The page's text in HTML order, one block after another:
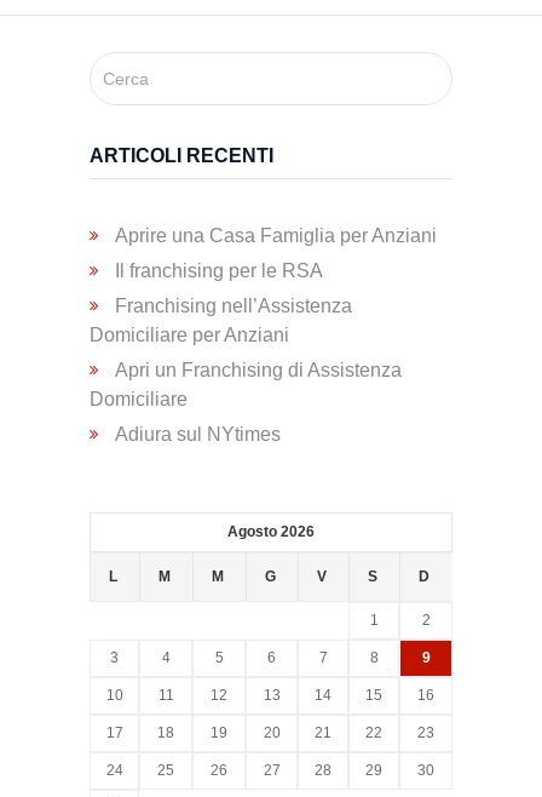
ARTICOLI RECENTI
Aprire una Casa Famiglia per Anziani
Il franchising per le RSA
Franchising nell’Assistenza
Domiciliare per Anziani
Apri un Franchising di Assistenza
Domiciliare
Adiura sul NYtimes
Agosto 2026
L M M G V S D
1 2
3 4 5 6 7 8 9
10 11 12 13 14 15 16
17 18 19 20 21 22 23
24 25 26 27 28 29 30
Decubito
Trasporto
Dimissioni
Ospedaliere
Servizio di
Consulenza